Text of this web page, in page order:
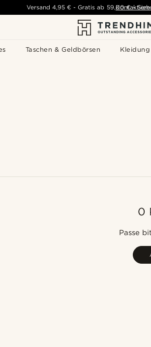
Taschen & Geldbörsen
Versand 4,95 € -Gratis ab 59,00 € -
Kontaktiere
0
Passe